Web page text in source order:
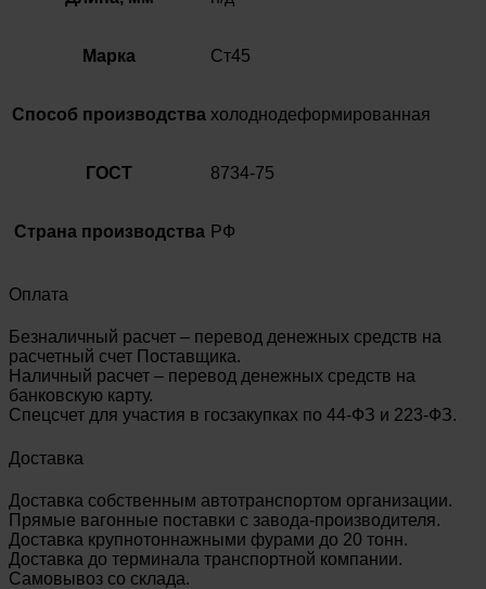
Марка Ст45
Способ производства холоднодеформированная
ГОСТ 8734-75
Страна производства РФ
Оплата
Безналичный расчет – перевод денежных средств на
расчетный счет Поставщика.
Наличный расчет – перевод денежных средств на
банковскую карту.
Спецсчет для участия в госзакупках по 44-ФЗ и 223-ФЗ.
Доставка
Доставка собственным автотранспортом организации.
Прямые вагонные поставки с завода-производителя.
Доставка крупнотоннажными фурами до 20 тонн.
Доставка до терминала транспортной компании.
Самовывоз со склада.